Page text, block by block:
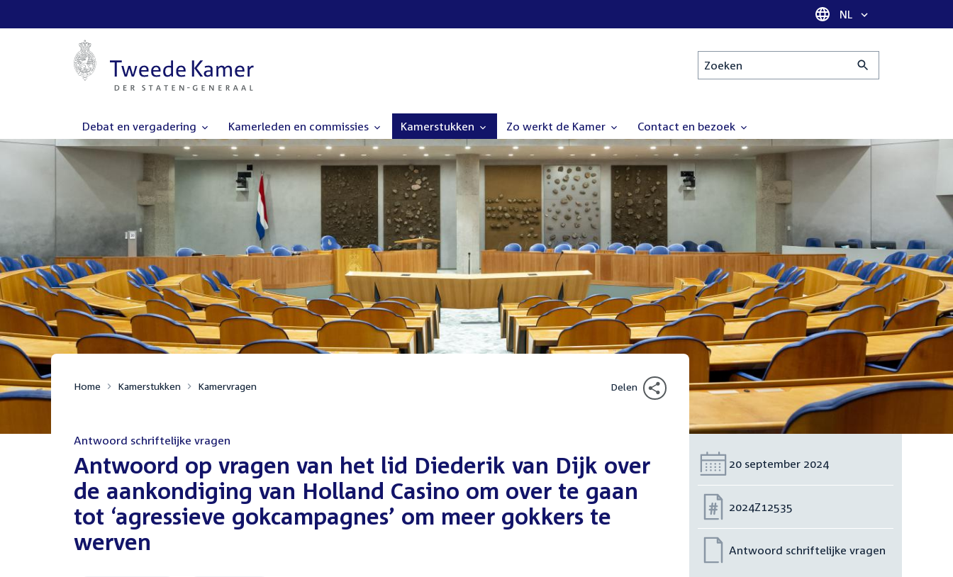
Taal selectie
NL
Zoeken
Debat en vergadering Kamerleden en commissies Kamerstukken Zo werkt de Kamer Contact en bezoek
Home Kamerstukken Kamervragen Delen
Antwoord schriftelijke vragen
Antwoord op vragen van het lid Diederik van Dijk over
de aankondiging van Holland Casino om over te gaan
tot ‘agressieve gokcampagnes’ om meer gokkers te
werven
Datum:
20 september 2024
Nummer:
2024Z12535
Antwoord schriftelijke vragen